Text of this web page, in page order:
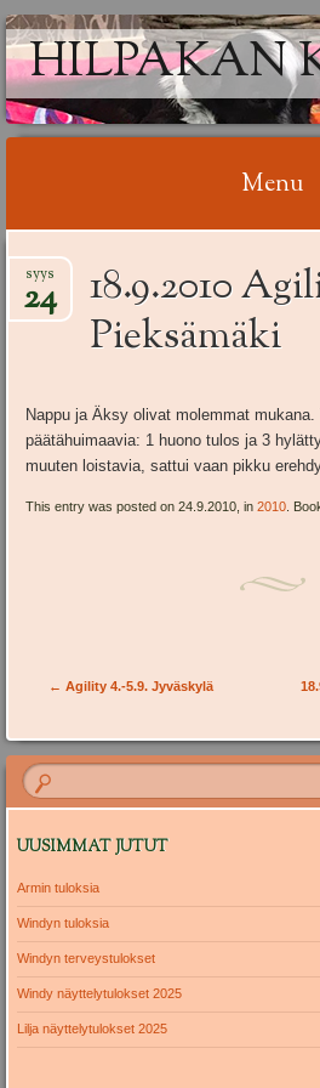
HILPAKAN
Menu
to
content
18.9.2010
Pieksämäki
syys
24
Nappu ja Äksy olivat molemmat
päätähuimaavia: 1 huono tulos ja 3
muuten loistavia, sattui vaan pikku
This entry was posted on 24.9.2010, in2010 .
Post navigation
← Agility 4.-5.9. Jyväskylä
UUSIMMAT JUTUT
Armin tuloksia
Windyn tuloksia
Windyn terveystulokset
Windy näyttelytulokset 2025
Lilja näyttelytulokset 2025